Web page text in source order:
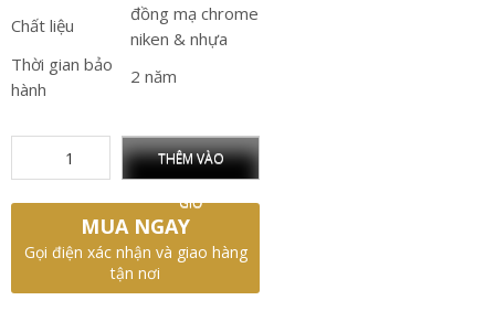
Chất liệu
đồng mạ chrome
niken & nhựa
Thời gian bảo
hành
2 năm
THÊM VÀO
GIỎ
MUA NGAY
Gọi điện xác nhận và giao hàng
tận nơi